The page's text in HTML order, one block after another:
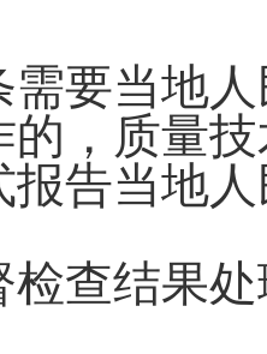
当地人
的，质量
报告当地
查结果处